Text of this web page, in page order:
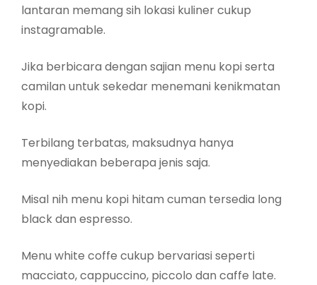
lantaran memang sih lokasi kuliner cukup
instagramable.
Jika berbicara dengan sajian menu kopi serta
camilan untuk sekedar menemani kenikmatan
kopi.
Terbilang terbatas, maksudnya hanya
menyediakan beberapa jenis saja.
Misal nih menu kopi hitam cuman tersedia long
black dan espresso.
Menu white coffe cukup bervariasi seperti
macciato, cappuccino, piccolo dan caffe late.